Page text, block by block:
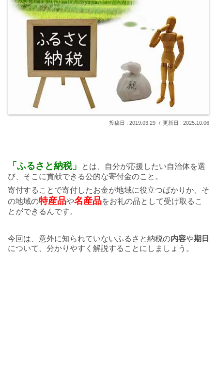
2019.03.29 2025.10.06
「ふるさと納税」
とは、自分が応援したい自治体を選
び、そこに貢献できる公的な寄付金のこと。
寄付することで寄付したお金が地域に役立つばかりか、そ
の地域の特産品や名産品をお礼の品として受け取るこ
とができるんです。
今回は、意外に知られていないふるさと納税の内容や期日
について、分かりやすく解説することにしましょう。